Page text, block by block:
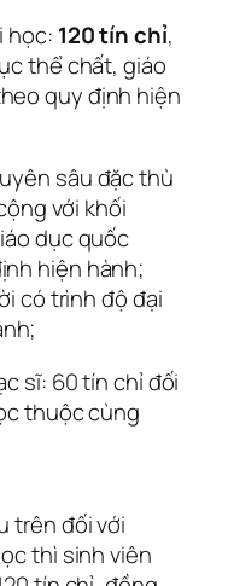
học: 120 tín chỉ,
thể chất, giáo
quy định hiện
sâu đặc thù
với khối
dục quốc
hiện hành;
có trình độ đại
sĩ: 60 tín chỉ đối
thuộc cùng
trên đối với
thì sinh viên